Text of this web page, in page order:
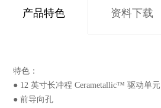
产品特色 资料下载
特色：
● 12 英寸长冲程 Cerametallic™ 驱动单元
● 前导向孔